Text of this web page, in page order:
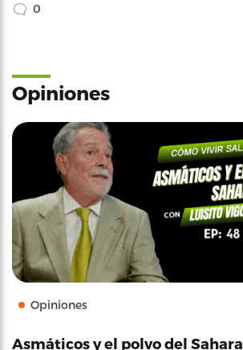
0
Opiniones
Opiniones
Asmáticos y el polvo del Sahara